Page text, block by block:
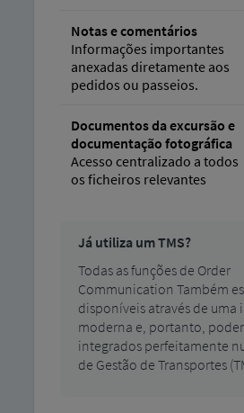
Notas e comentários
Informações importantes
anexadas diretamente aos
pedidos ou passeios.
Documentos da excursão e
documentação fotográfica
Acesso centralizado a todos
os ficheiros relevantes
Já utiliza um TMS?
Todas as funções de Order
Communication Também
disponíveis através de uma
moderna e, portanto,
integrados perfeitamente
de Gestão de Transportes